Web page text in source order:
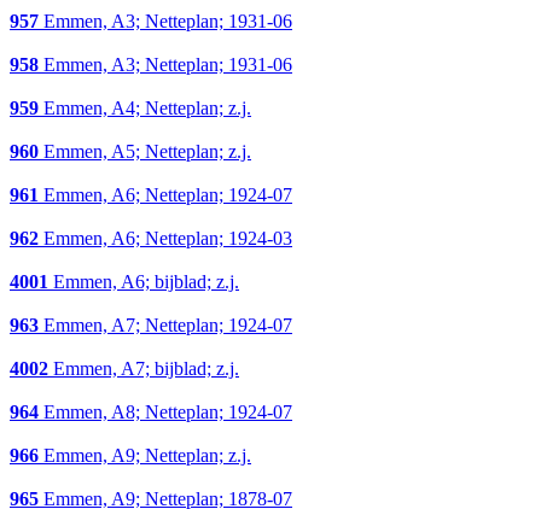
957 Emmen, A3; Netteplan; 1931-06
958 Emmen, A3; Netteplan; 1931-06
959 Emmen, A4; Netteplan; z.j.
960 Emmen, A5; Netteplan; z.j.
961 Emmen, A6; Netteplan; 1924-07
962 Emmen, A6; Netteplan; 1924-03
4001 Emmen, A6; bijblad; z.j.
963 Emmen, A7; Netteplan; 1924-07
4002 Emmen, A7; bijblad; z.j.
964 Emmen, A8; Netteplan; 1924-07
966 Emmen, A9; Netteplan; z.j.
965 Emmen, A9; Netteplan; 1878-07